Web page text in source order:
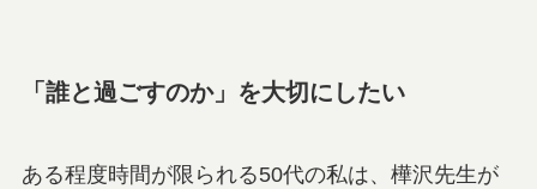
「誰と過ごすのか」を大切にしたい
ある程度時間が限られる50代の私は、樺沢先生が